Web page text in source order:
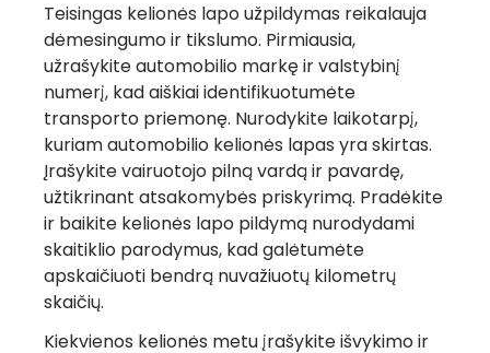
Teisingas kelionės lapo užpildymas reikalauja
dėmesingumo ir tikslumo. Pirmiausia,
užrašykite automobilio markę ir valstybinį
numerį, kad aiškiai identifikuotumėte
transporto priemonę. Nurodykite laikotarpį,
kuriam automobilio kelionės lapas yra skirtas.
Įrašykite vairuotojo pilną vardą ir pavardę,
užtikrinant atsakomybės priskyrimą. Pradėkite
ir baikite kelionės lapo pildymą nurodydami
skaitiklio parodymus, kad galėtumėte
apskaičiuoti bendrą nuvažiuotų kilometrų
skaičių.
Kiekvienos kelionės metu įrašykite išvykimo ir